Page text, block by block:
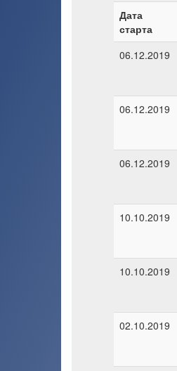
Дата
старта
06.12.2019
06.12.2019
06.12.2019
10.10.2019
10.10.2019
02.10.2019